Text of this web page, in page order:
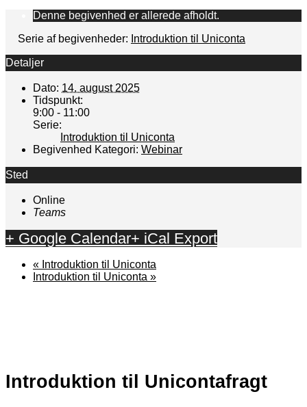
Denne begivenhed er allerede afholdt.
Serie af begivenheder: Introduktion til Uniconta
Detaljer
Dato: 14. august 2025
Tidspunkt:
9:00 - 11:00
Serie:
Introduktion til Uniconta
Begivenhed Kategori: Webinar
Sted
Online
Teams
+ Google Calendar+ iCal Export
« Introduktion til Uniconta
Introduktion til Uniconta »
Introduktion til Unicontafragt